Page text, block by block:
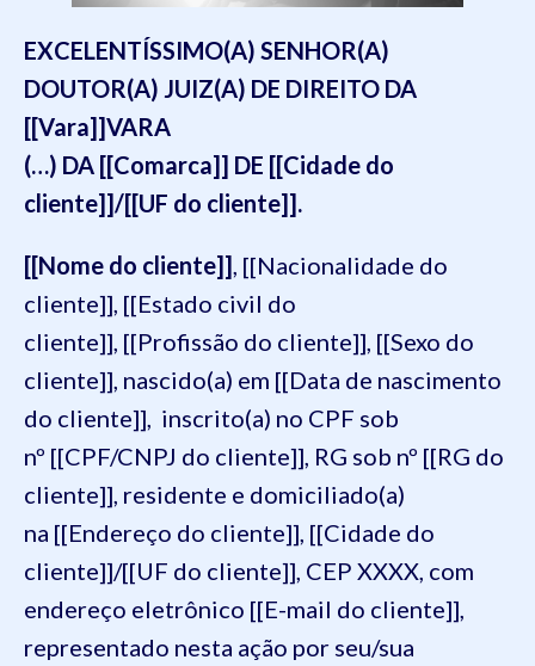
EXCELENTÍSSIMO(A) SENHOR(A)
DOUTOR(A) JUIZ(A) DE DIREITO DA
[[Vara]]VARA
(…) DA [[Comarca]] DE [[Cidade do
cliente]]/[[UF do cliente]].
[[Nome do cliente]], [[Nacionalidade do
cliente]], [[Estado civil do
cliente]], [[Profissão do cliente]], [[Sexo do
cliente]], nascido(a) em [[Data de nascimento
do cliente]], inscrito(a) no CPF sob
nº [[CPF/CNPJ do cliente]], RG sob nº [[RG do
cliente]], residente e domiciliado(a)
na [[Endereço do cliente]], [[Cidade do
cliente]]/[[UF do cliente]], CEP XXXX, com
endereço eletrônico [[E-mail do cliente]],
representado nesta ação por seu/sua